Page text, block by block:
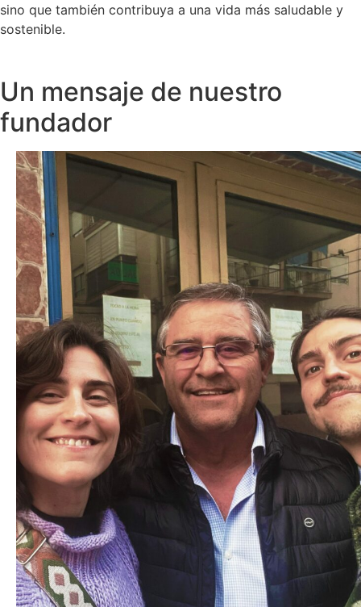
sino que también contribuya a una vida más saludable y
sostenible.
Un mensaje de nuestro
fundador